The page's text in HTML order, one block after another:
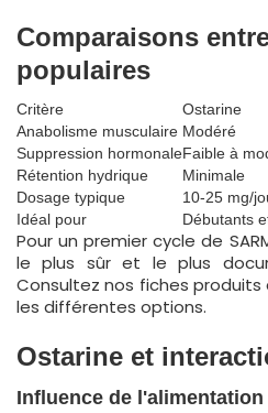
Comparaisons
populaires
Critère Ostarine
Anabolisme musculaire Modéré
Suppression hormonaleFaible à
Rétention hydrique
Minimale
Dosage typique
10-25 mg/
Idéal pour
Débutants
Pour un premier cycle de
le plus sûr et le plus
Consultez nos fiches
les différentes options.
Ostarine et
Influence de l'alimentation